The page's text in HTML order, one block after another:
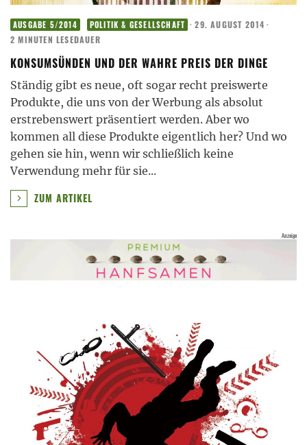
AUSGABE 5/2014 POLITIK & GESELLSCHAFT · 29. AUGUST 2014 ·
2 MINUTEN LESEDAUER
KONSUMSÜNDEN UND DER WAHRE PREIS DER DINGE
Ständig gibt es neue, oft sogar recht preiswerte
Produkte, die uns von der Werbung als absolut
erstrebenswert präsentiert werden. Aber wo
kommen all diese Produkte eigentlich her? Und wo
gehen sie hin, wenn wir schließlich keine
Verwendung mehr für sie...
ZUM ARTIKEL